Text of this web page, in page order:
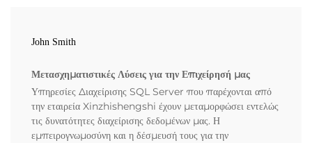
John Smith
Μετασχηματιστικές Λύσεις για την Επιχείρησή μας
Υπηρεσίες Διαχείρισης SQL Server που παρέχονται από
την εταιρεία Xinzhishengshi έχουν μεταμορφώσει εντελώς
τις δυνατότητες διαχείρισης δεδομένων μας. Η
εμπειρογνωμοσύνη και η δέσμευσή τους για την